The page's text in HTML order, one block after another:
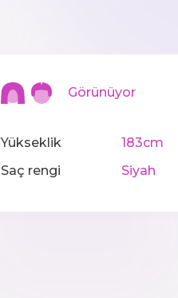
Görünüyor
Yükseklik
183cm
Saç rengi
Siyah